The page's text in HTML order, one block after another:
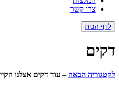
הבאה– עוד דקים אצלנו הקיימים בגינות.